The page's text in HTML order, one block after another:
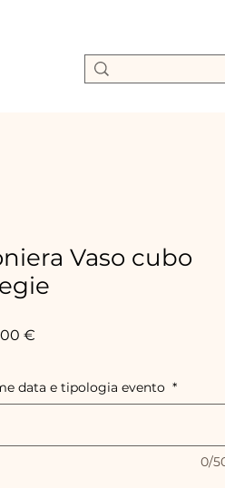
Vaso cubo
€
data e tipologia evento *
0/